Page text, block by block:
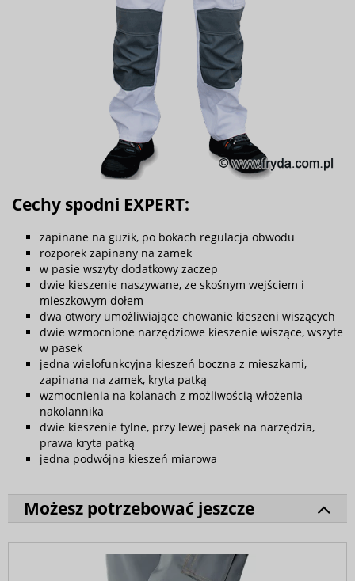
Cechy spodni EXPERT:
zapinane na guzik, po bokach regulacja obwodu
rozporek zapinany na zamek
w pasie wszyty dodatkowy zaczep
dwie kieszenie naszywane, ze skośnym wejściem i
mieszkowym dołem
dwa otwory umożliwiające chowanie kieszeni wiszących
dwie wzmocnione narzędziowe kieszenie wiszące, wszyte
w pasek
jedna wielofunkcyjna kieszeń boczna z mieszkami,
zapinana na zamek, kryta patką
wzmocnienia na kolanach z możliwością włożenia
nakolannika
dwie kieszenie tylne, przy lewej pasek na narzędzia,
prawa kryta patką
jedna podwójna kieszeń miarowa
Możesz potrzebować jeszcze